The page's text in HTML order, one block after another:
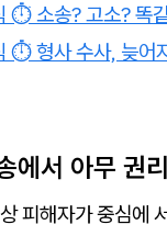
⏱️ 소송? 고소? 똑
⏱️ 형사 수사, 늦어
에서 아무 권
피해자가 중심에